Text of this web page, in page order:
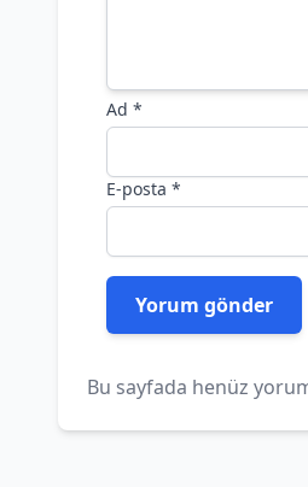
Ad *
E-posta *
Bu sayfada henüz